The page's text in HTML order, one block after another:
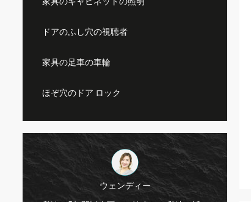
ドアのふし穴の視聴者
家具の足車の車輪
ほぞ穴のドア ロック
ウェンディー